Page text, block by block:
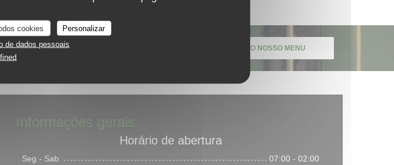
cookies
Personalizar
de dados pessoais
DESCUBRA O NOSSO MENU
Informações gerais
Horário de abertura
Seg - Sab
07:00 - 02:00